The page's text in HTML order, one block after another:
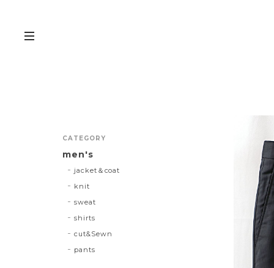
CATEGORY
men's
jacket＆coat
knit
sweat
shirts
cut&Sewn
pants